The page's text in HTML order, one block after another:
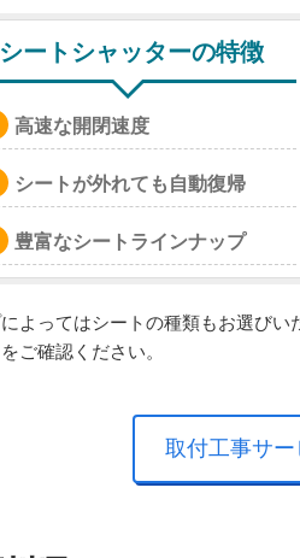
シートシャッターの特徴
高速な開閉速度
シートが外れても自動復帰
豊富なシートラインナップ
よってはシートの種類もお選び
をご確認ください。
取付工事サ